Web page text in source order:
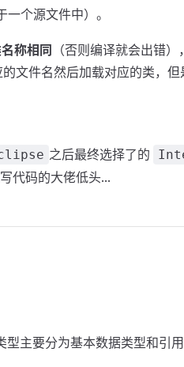
个源文件中）。
称相同
（否则编译就会出错
文件名然后加载对应的类，但
之后最终选择了的
代码的大佬低头...
主要分为基本数据类型和引